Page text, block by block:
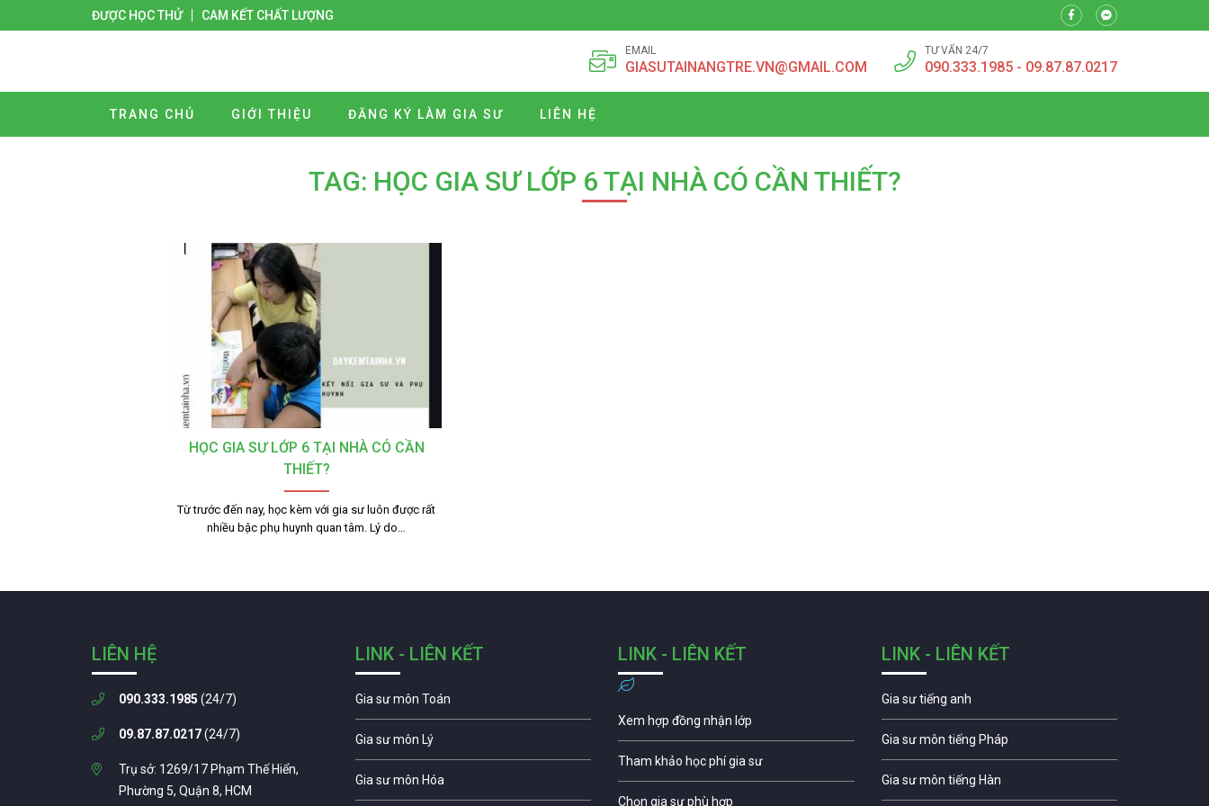
ĐƯỢC HỌC THỬ CAM KẾT CHẤT LƯỢNG
EMAIL
GIASUTAINANGTRE.VN@GMAIL.COM
TƯ VẤN 24/7
090.333.1985 - 09.87.87.0217
TRANG CHỦ GIỚI THIỆU ĐĂNG KÝ LÀM GIA SƯ LIÊN HỆ
TAG: HỌC GIA SƯ LỚP 6 TẠI NHÀ CÓ CẦN THIẾT?
HỌC GIA SƯ LỚP 6 TẠI NHÀ CÓ CẦN
THIẾT?
Từ trước đến nay, học kèm với gia sư luôn được rất
nhiều bậc phụ huynh quan tâm. Lý do…
LIÊN HỆ
090.333.1985 (24/7)
09.87.87.0217(24/7)
Trụ sở: 1269/17 Phạm Thế Hiển,
Phường 5, Quận 8, HCM
LINK - LIÊN KẾT
Gia sư môn Toán
Gia sư môn Lý
Gia sư môn Hóa
LINK - LIÊN KẾT
Xem hợp đồng nhận lớp
Tham khảo học phí gia sư
Chọn gia sư phù hợp
LINK - LIÊN KẾT
Gia sư tiếng anh
Gia sư môn tiếng Pháp
Gia sư môn tiếng Hàn